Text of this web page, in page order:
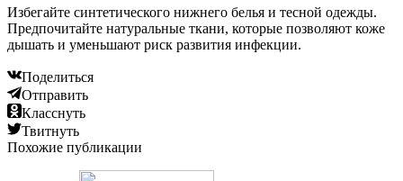
Избегайте синтетического нижнего белья и тесной одежды.
Предпочитайте натуральные ткани, которые позволяют коже
дышать и уменьшают риск развития инфекции.
Поделиться
Отправить
Класснуть
Твитнуть
Похожие публикации